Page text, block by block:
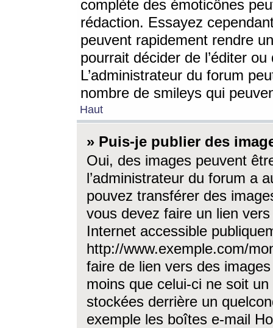
complète des émoticônes
rédaction. Essayez
peuvent rapidement rendre
pourrait décider de l’éditer
L’administrateur du forum
nombre de smileys qui
Haut
» Puis-je publier des
Oui, des images peuvent
l’administrateur du forum a
pouvez transférer des
vous devez faire un lien
Internet accessible
http://www.exemple.com/
faire de lien vers des
moins que celui-ci ne soit
stockées derrière un
exemple les boîtes e-mail